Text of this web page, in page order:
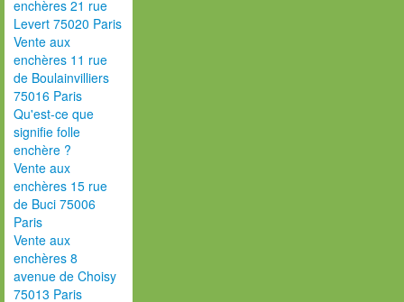
enchères 21 rue
Levert 75020 Paris
Vente aux
enchères 11 rue
de Boulainvilliers
75016 Paris
Qu'est-ce que
signifie folle
enchère ?
Vente aux
enchères 15 rue
de Buci 75006
Paris
Vente aux
enchères 8
avenue de Choisy
75013 Paris